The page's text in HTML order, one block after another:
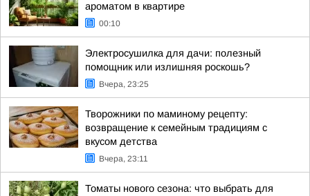
ароматом в квартире
00:10
Электросушилка для дачи: полезный
помощник или излишняя роскошь?
Вчера, 23:25
Творожники по маминому рецепту:
возвращение к семейным традициям с
вкусом детства
Вчера, 23:11
Томаты нового сезона: что выбрать для